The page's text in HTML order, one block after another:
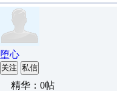
堕心
关注 私信
精华：0帖